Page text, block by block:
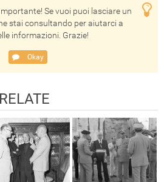
Se vuoi puoi lasciare un
stai consultando per aiutarci a
informazioni. Grazie!
Okay